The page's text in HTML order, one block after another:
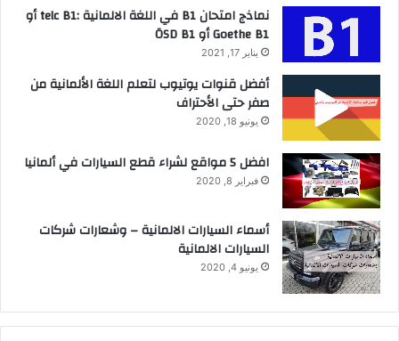
نماذج امتحان B1 في اللغة الالمانية :telc B1 أو
Goethe B1 أو ÖSD B1
يناير 17, 2021
أفضل قنوات يوتيوب لتعلم اللغة الألمانية من
صفر حتى الأحتراف
يونيو 18, 2020
افضل 5 مواقع لشراء قطع السيارات في ألمانيا
فبراير 8, 2020
أسماء السيارات الالمانية – وشعارات شركات
السيارات الالمانية
يونيو 4, 2020